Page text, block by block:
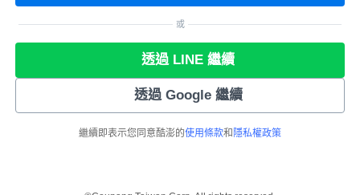
或
透過 LINE 繼續
透過 Google 繼續
繼續即表示您同意酷澎的使用條款和 隱私權政策